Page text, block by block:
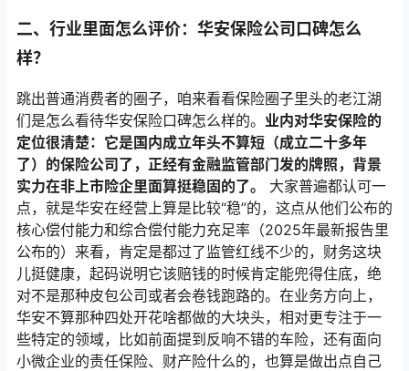
二、行业里面怎么评价：华安保险公司口碑怎么
样？
跳出普通消费者的圈子，咱来看看保险圈子里头的老江湖
们是怎么看待华安保险口碑怎么样的。 业内对华安保险的
定位很清楚：它是国内成立年头不算短（成立二十多年
了）的保险公司了，正经有金融监管部门发的牌照，背景
实力在非上市险企里面算挺稳固的了。
大家普遍都认可一
点，就是华安在经营上算是比较“稳”的，这点从他们公布的
核心偿付能力和综合偿付能力充足率（2025年最新报告里
公布的）来看，肯定是都过了监管红线不少的，财务这块
儿挺健康，起码说明它该赔钱的时候肯定能兜得住底，绝
对不是那种皮包公司或者会卷钱跑路的。在业务方向上，
华安不算那种四处开花啥都做的大块头，相对更专注于一
些特定的领域，比如前面提到反响不错的车险，还有面向
小微企业的责任保险、财产险什么的，也算是做出点自己